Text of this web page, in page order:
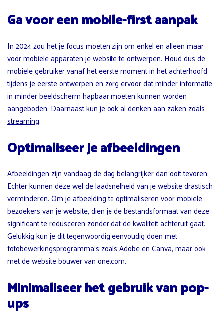
Ga voor een mobile-first aanpak
In 2024 zou het je focus moeten zijn om enkel en alleen maar
voor mobiele apparaten je website te ontwerpen. Houd dus de
mobiele gebruiker vanaf het eerste moment in het achterhoofd
tijdens je eerste ontwerpen en zorg ervoor dat minder informatie
in minder beeldscherm hapbaar moeten kunnen worden
aangeboden. Daarnaast kun je ook al denken aan zaken zoals
streaming.
Optimaliseer je afbeeldingen
Afbeeldingen zijn vandaag de dag belangrijker dan ooit tevoren.
Echter kunnen deze wel de laadsnelheid van je website drastisch
verminderen. Om je afbeelding te optimaliseren voor mobiele
bezoekers van je website, dien je de bestandsformaat van deze
significant te redusceren zonder dat de kwaliteit achteruit gaat.
Gelukkig kun je dit tegenwoordig eenvoudig doen met
fotobewerkingsprogramma’s zoals Adobe enCanva, maar ook
met de website bouwer van one.com.
Minimaliseer het gebruik van pop-
ups